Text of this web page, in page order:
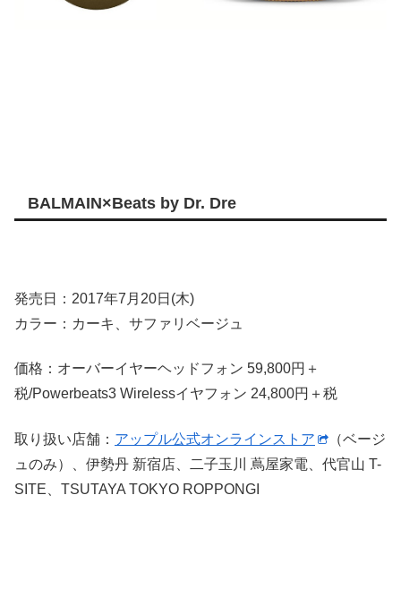
BALMAIN×Beats by Dr. Dre
発売日：2017年7月20日(木)
カラー：カーキ、サファリベージュ
価格：オーバーイヤーヘッドフォン 59,800円＋
税/Powerbeats3 Wirelessイヤフォン 24,800円＋税
取り扱い店舗： アップル公式オンラインストア
（ベージ
ュのみ）、伊勢丹 新宿店、二子玉川 蔦屋家電、代官山 T-
SITE、TSUTAYA TOKYO ROPPONGI